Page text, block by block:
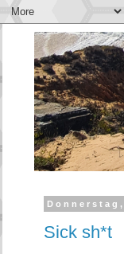
Sick sh*t